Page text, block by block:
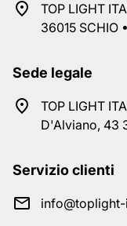
TOP LIGHT
36015 SCHIO
Sede legale
TOP LIGHT
D'Alviano, 43
Servizio clienti